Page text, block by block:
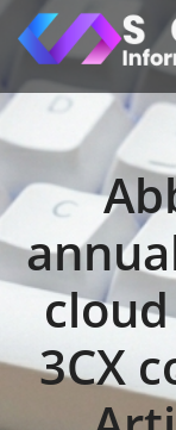
3CX